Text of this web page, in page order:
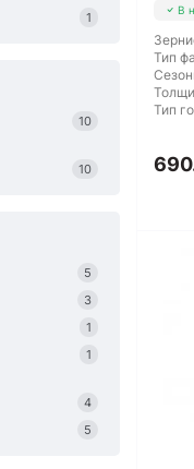
1
10
10
5
3
1
1
4
5
В
Тип
Тип